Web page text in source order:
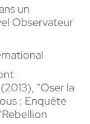
un
Observateur
"Oser la
: Enquête